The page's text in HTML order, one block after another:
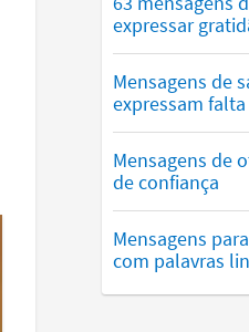
expressar
Mensagens de
expressam falta
Mensagens de
de confiança
Mensagens
com palavras